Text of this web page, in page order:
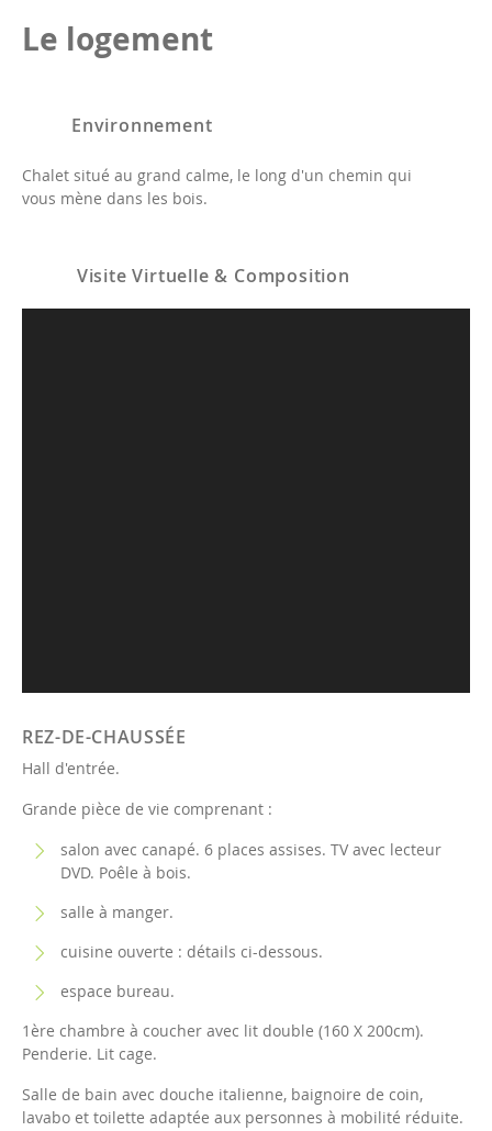
Le logement
Environnement
Chalet situé au grand calme, le long d'un chemin qui
vous mène dans les bois.
Visite Virtuelle & Composition
REZ-DE-CHAUSSÉE
Hall d'entrée.
Grande pièce de vie comprenant :
salon avec canapé. 6 places assises. TV avec lecteur
DVD. Poêle à bois.
salle à manger.
cuisine ouverte : détails ci-dessous.
espace bureau.
1ère chambre à coucher avec lit double (160 X 200cm).
Penderie. Lit cage.
Salle de bain avec douche italienne, baignoire de coin,
lavabo et toilette adaptée aux personnes à mobilité réduite.